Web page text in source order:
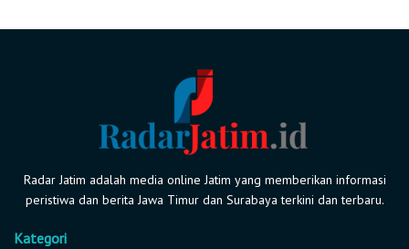
Radar Jatim adalah media online Jatim yang memberikan informasi
peristiwa dan berita Jawa Timur dan Surabaya terkini dan terbaru.
Kategori